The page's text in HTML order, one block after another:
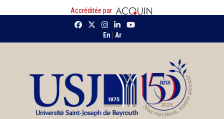
Accréditée par
En Ar